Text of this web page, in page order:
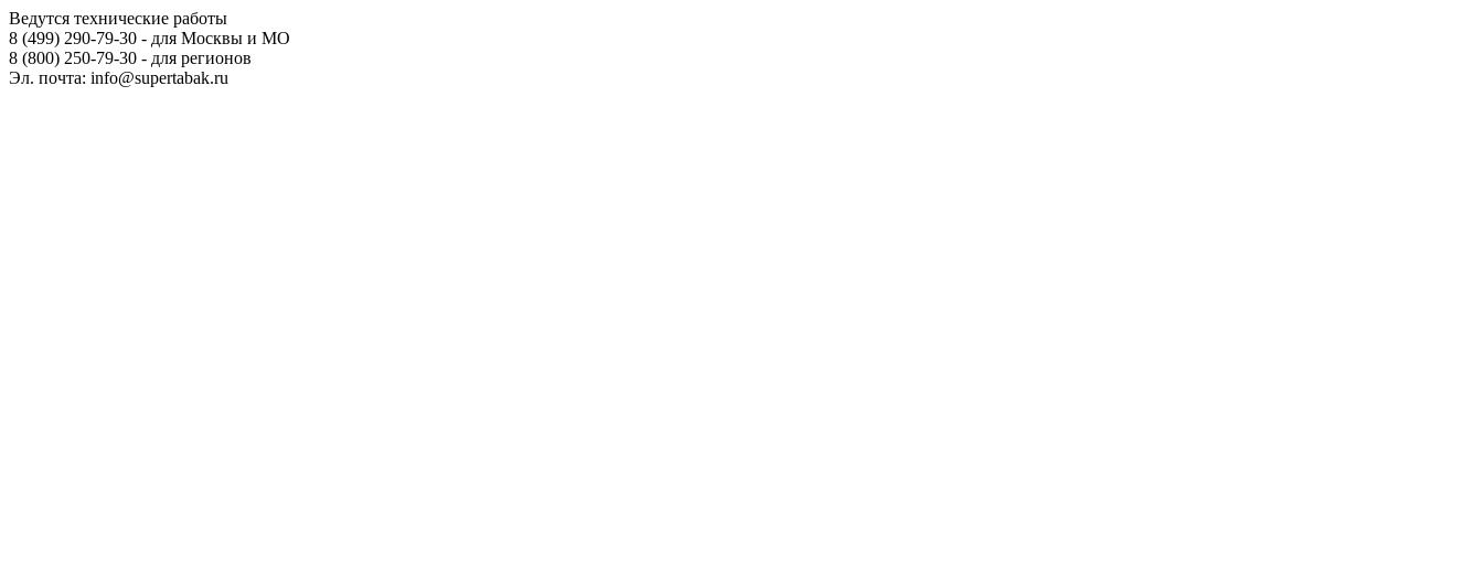
Ведутся технические работы
8 (499) 290-79-30 - для Москвы и МО
8 (800) 250-79-30 - для регионов
Эл. почта: info@supertabak.ru